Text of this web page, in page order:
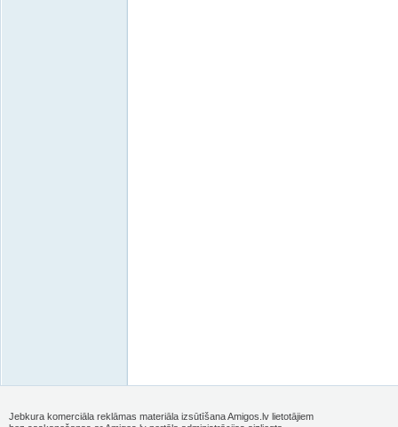
Jebkura komerciāla reklāmas materiāla izsūtīšana Amigos.lv lietotājiem